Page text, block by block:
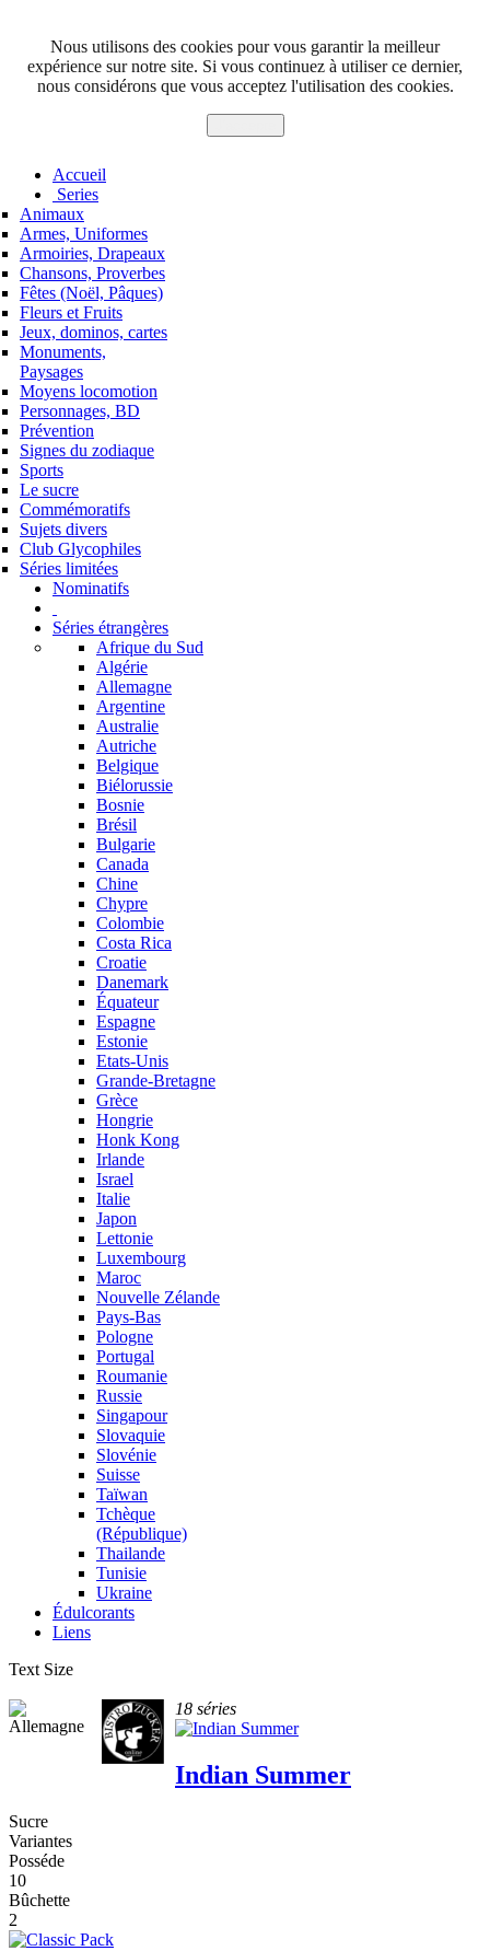
Nous utilisons des cookies pour vous garantir la meilleur
expérience sur notre site. Si vous continuez à utiliser ce dernier,
nous considérons que vous acceptez l'utilisation des cookies.
Accueil
Series
Animaux
Armes, Uniformes
Armoiries, Drapeaux
Chansons, Proverbes
Fêtes (Noël, Pâques)
Fleurs et Fruits
Jeux, dominos, cartes
Monuments,
Paysages
Moyens locomotion
Personnages, BD
Prévention
Signes du zodiaque
Sports
Le sucre
Commémoratifs
Sujets divers
Club Glycophiles
Séries limitées
Nominatifs
Séries étrangères
Afrique du Sud
Algérie
Allemagne
Argentine
Australie
Autriche
Belgique
Biélorussie
Bosnie
Brésil
Bulgarie
Canada
Chine
Chypre
Colombie
Costa Rica
Croatie
Danemark
Équateur
Espagne
Estonie
Etats-Unis
Grande-Bretagne
Grèce
Hongrie
Honk Kong
Irlande
Israel
Italie
Japon
Lettonie
Luxembourg
Maroc
Nouvelle Zélande
Pays-Bas
Pologne
Portugal
Roumanie
Russie
Singapour
Slovaquie
Slovénie
Suisse
Taïwan
Tchèque
(République)
Thailande
Tunisie
Ukraine
Édulcorants
Liens
Text Size
18 séries
Indian Summer
Sucre
Variantes
Posséde
10
Bûchette
2